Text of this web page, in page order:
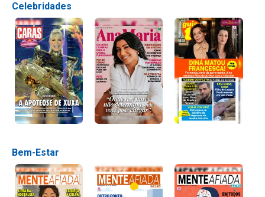
Celebridades
Bem-Estar